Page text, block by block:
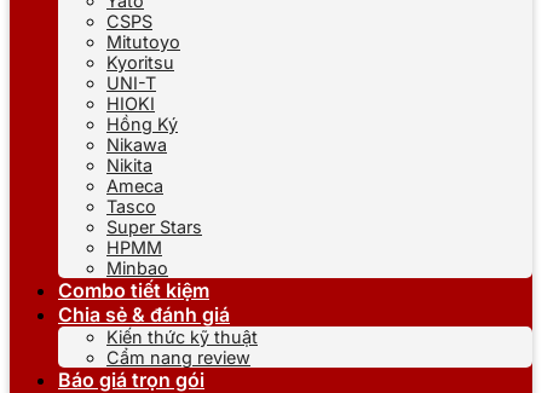
CSPS
Mitutoyo
Kyoritsu
UNI-T
HIOKI
Hồng Ký
Nikawa
Nikita
Ameca
Tasco
Super Stars
HPMM
Minbao
Combo tiết kiệm
Chia sẻ & đánh giá
Kiến thức kỹ thuật
Cẩm nang review
Báo giá trọn gói